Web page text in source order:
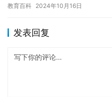
教育百科 2024年10月16日
发表回复